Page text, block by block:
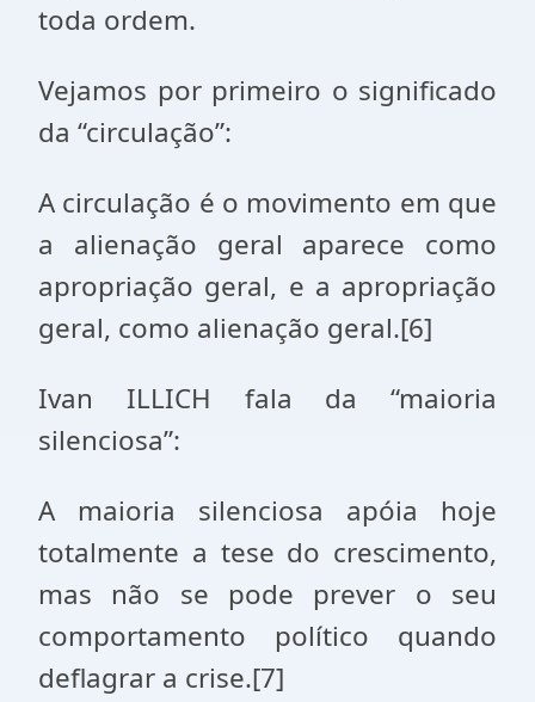
toda ordem.
Vejamos por primeiro o significado
da “circulação”:
A circulação é o movimento em que
a alienação geral aparece como
apropriação geral, e a apropriação
geral, como alienação geral.[6]
Ivan ILLICH fala da “maioria
silenciosa”:
A maioria silenciosa apóia hoje
totalmente a tese do crescimento,
mas não se pode prever o seu
comportamento político quando
deflagrar a crise.[7]